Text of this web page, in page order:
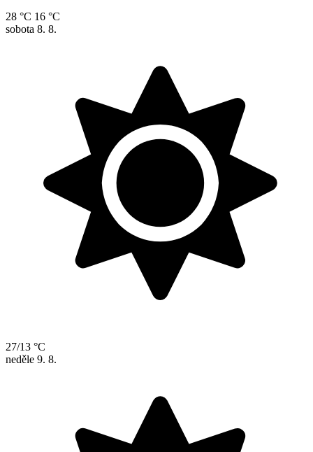
28 °C 16 °C
sobota 8. 8.
27/13 °C
neděle 9. 8.